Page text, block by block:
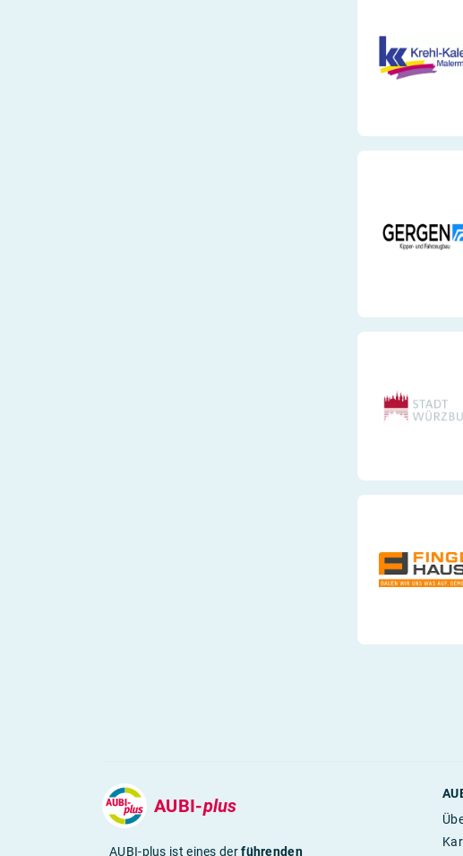
AUBI-plus
AUBI-plus ist eines derführenden